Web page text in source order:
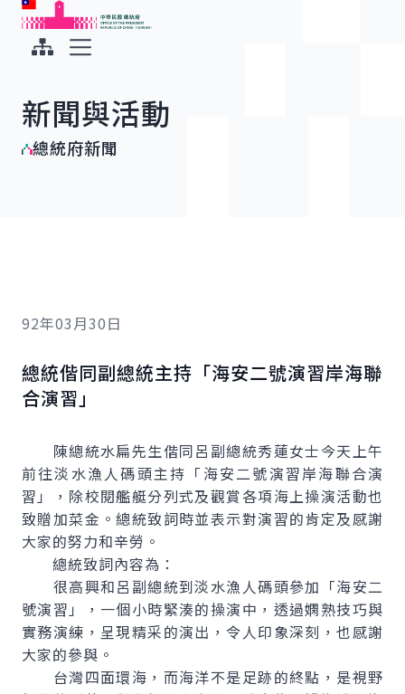
跳到主要內容
中華民國總統府
新聞與活動
總統府新聞
92年03月30日
總統偕同副總統主持「海安二號演習岸海聯
合演習」
陳總統水扁先生偕同呂副總統秀蓮女士今天上午
前往淡水漁人碼頭主持「海安二號演習岸海聯合演
習」，除校閱艦艇分列式及觀賞各項海上操演活動也
致贈加菜金。總統致詞時並表示對演習的肯定及感謝
大家的努力和辛勞。
總統致詞內容為：
很高興和呂副總統到淡水漁人碼頭參加「海安二
號演習」，一個小時緊湊的操演中，透過嫻熟技巧與
實務演練，呈現精采的演出，令人印象深刻，也感謝
大家的參與。
台灣四面環海，而海洋不是足跡的終點，是視野